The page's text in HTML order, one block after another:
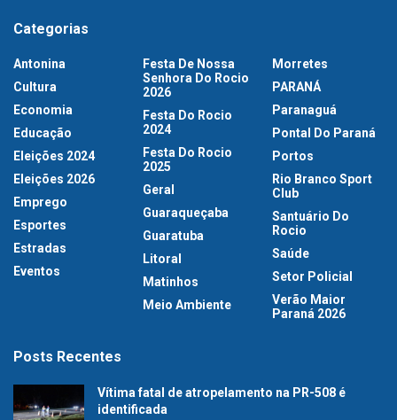
Categorias
Antonina
Cultura
Economia
Educação
Eleições 2024
Eleições 2026
Emprego
Esportes
Estradas
Eventos
Festa De Nossa
Senhora Do Rocio
2026
Festa Do Rocio
2024
Festa Do Rocio
2025
Geral
Guaraqueçaba
Guaratuba
Litoral
Matinhos
Meio Ambiente
Morretes
PARANÁ
Paranaguá
Pontal Do Paraná
Portos
Rio Branco Sport
Club
Santuário Do
Rocio
Saúde
Setor Policial
Verão Maior
Paraná 2026
Posts Recentes
Vítima fatal de atropelamento na PR-508 é
identificada